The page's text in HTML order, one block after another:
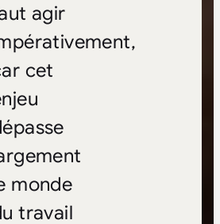
agir
cet
monde
travail